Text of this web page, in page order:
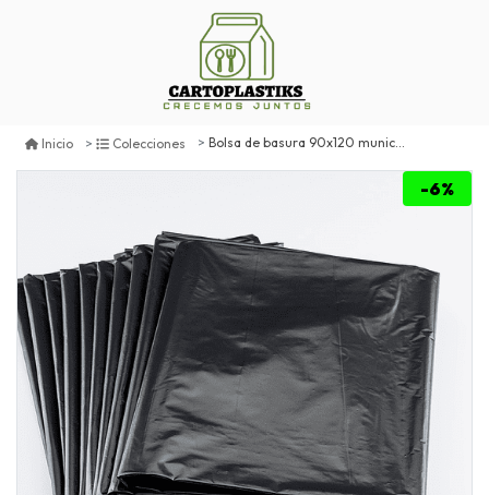
Inicio Colecciones Bolsa de basura 90x120 municipal gruesa
-6%